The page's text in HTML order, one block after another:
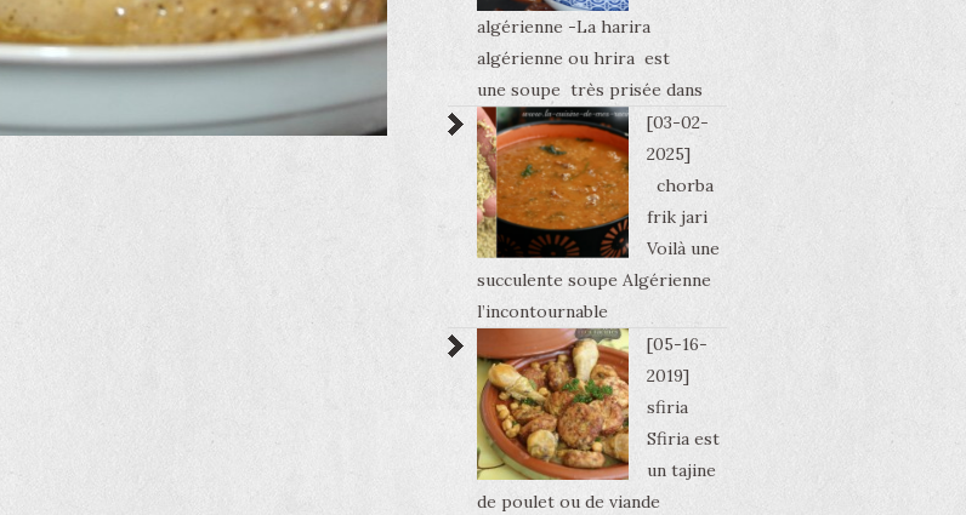
algérienne -La harira
algérienne ou hrira est
une soupe très prisée dans
[03-02-
2025]
chorba
frik jari
Voilà une
succulente soupe Algérienne
l’incontournable
[05-16-
2019]
sfiria
Sfiria est
un tajine
de poulet ou de viande